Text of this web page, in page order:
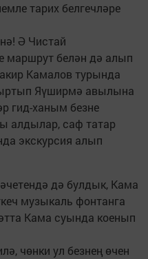
тарих белгечләре
Ә Чистай
маршрут белән дә алып
Камалов турында
Яүширмә авылына
гид-ханым безне
алдылар, саф татар
экскурсия алып
дә булдык, Кама
музыкаль фонтанга
Кама суында коенып
чөнки ул безнең өчен